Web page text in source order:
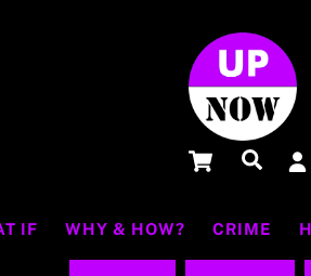
Cart
IF WHY & HOW? CRIME